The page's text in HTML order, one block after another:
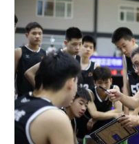
多语种频道
English Español
Русский язык
Deutsch Português